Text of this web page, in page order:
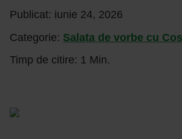
Publicat: iunie 24, 2026
Categorie: Salata de vorbe cu
Timp de citire: 1 Min.